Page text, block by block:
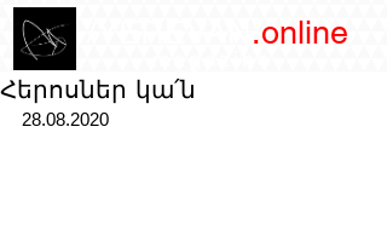
.online
Հերոսներ կա՛ն
28.08.2020